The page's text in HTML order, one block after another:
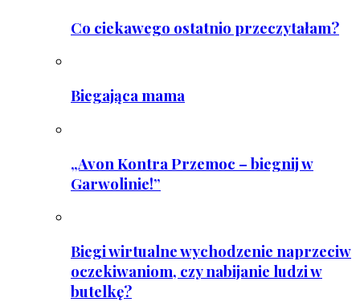
Co ciekawego ostatnio przeczytałam?
Biegająca mama
„Avon Kontra Przemoc – biegnij w
Garwolinie!”
Biegi wirtualne wychodzenie naprzeciw
oczekiwaniom, czy nabijanie ludzi w
butelkę?